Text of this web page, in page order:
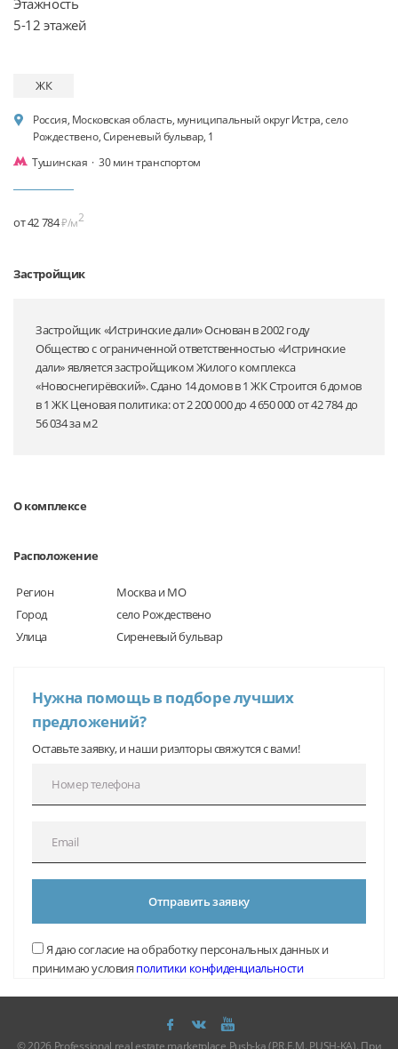
ЖК
Россия, Московская область, муниципальный округ Истра, село
Рождествено, Сиреневый бульвар, 1
Тушинская · 30 мин транспортом
от 42 784₽/м2
Застройщик
Застройщик «Истринские дали» Основан в 2002 году
Общество с ограниченной ответственностью «Истринские
дали» является застройщиком Жилого комплекса
«Новоснегирёвский». Сдано 14 домов в 1 ЖК Строится 6 домов
в 1 ЖК Ценовая политика: от 2 200 000 до 4 650 000 от 42 784 до
56 034 за м2
О комплексе
Расположение
Регион
Москва и МО
Город
село Рождествено
Улица
Сиреневый бульвар
Нужна помощь в подборе лучших
предложений?
Оставьте заявку, и наши риэлторы свяжутся с вами!
Отправить заявку
Я даю согласие на обработку персональных данных и
принимаю условия политики конфиденциальности
© 2026 Professional real estate marketplace Push-ka (P.R.E.M. PUSH-KA). При